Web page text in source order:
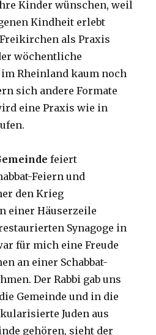
Kinder wünschen, weil
Kindheit erlebt
als Praxis
wöchentliche
Rheinland kaum noch
sich andere Formate
eine Praxis wie in
feiert
Feiern und
den Krieg
einer Häuserzeile
Synagoge in
für mich eine Freude
an einer Schabbat-
Der Rabbi gab uns
Gemeinde und in die
Juden aus
gehören, sieht der